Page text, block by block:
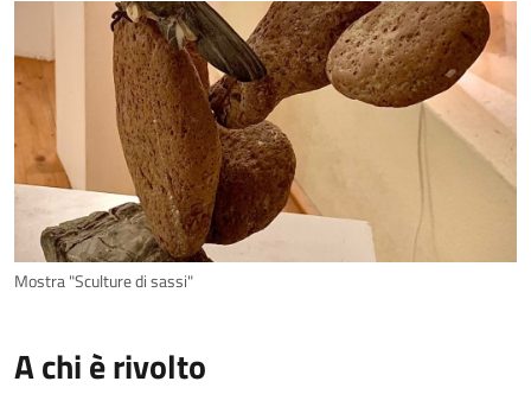
Mostra "Sculture di sassi"
A chi è rivolto